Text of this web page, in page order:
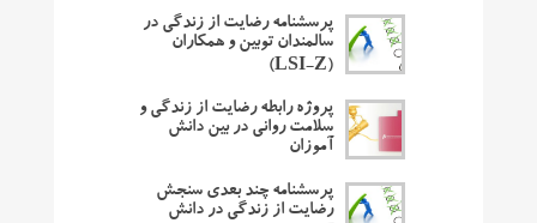
پرسشنامه رضایت از زندگی در
سالمندان توبین و همکاران
(LSI-Z)
پروژه رابطه رضایت از زندگی و
سلامت روانی در بین دانش
آموزان
پرسشنامه چند بعدی سنجش
رضایت از زندگی در دانش